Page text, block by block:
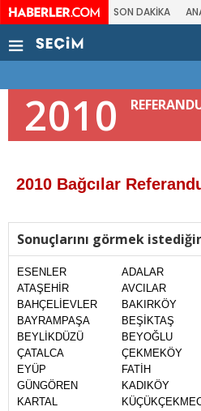
SON DAKİKA
2010
2010 Bağcılar
Sonuçlarını görmek
ESENLER ADALAR
ATAŞEHİR
AVCILAR
BAHÇELİEVLER
BAKIRKÖY
BAYRAMPAŞA
BEŞİKTAŞ
BEYLİKDÜZÜ
BEYOĞLU
ÇATALCA
ÇEKMEKÖY
EYÜP
FATİH
GÜNGÖREN
KADIKÖY
KARTAL